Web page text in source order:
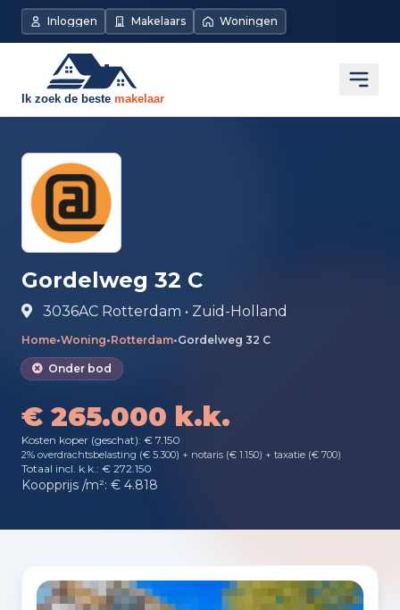
Direct naar de inhoud
Inloggen Makelaars Woningen
Gordelweg 32 C
3036AC Rotterdam • Zuid-Holland
Home•Woning•Rotterdam•Gordelweg 32 C
Onder bod
€ 265.000 k.k.
Kosten koper (geschat): € 7.150
2% overdrachtsbelasting (€ 5.300) + notaris (€ 1.150) + taxatie (€ 700)
Totaal incl. k.k.: € 272.150
Koopprijs /m²: € 4.818
Fotogalerij